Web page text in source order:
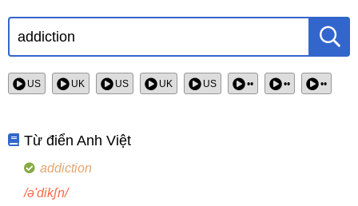
US UK US UK US •• •• ••
Từ điển Anh Việt
addiction
/ə'dikʃn/